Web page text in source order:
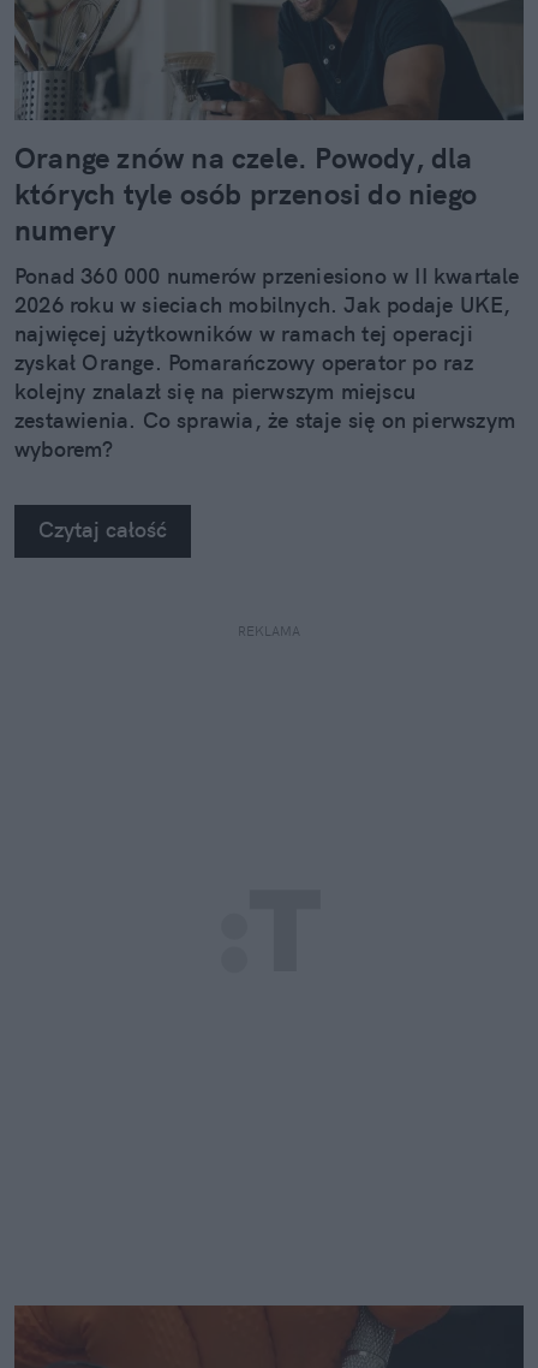
Orange znów na czele. Powody, dla
których tyle osób przenosi do niego
numery
Ponad 360 000 numerów przeniesiono w II kwartale
2026 roku w sieciach mobilnych. Jak podaje UKE,
najwięcej użytkowników w ramach tej operacji
zyskał Orange. Pomarańczowy operator po raz
kolejny znalazł się na pierwszym miejscu
zestawienia. Co sprawia, że staje się on pierwszym
wyborem?
Czytaj całość
REKLAMA